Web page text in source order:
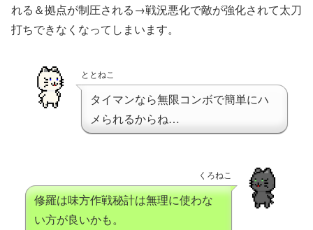
れる＆拠点が制圧される→戦況悪化で敵が強化されて太刀
打ちできなくなってしまいます。
ととねこ
タイマンなら無限コンボで簡単にハ
メられるからね…
くろねこ
修羅は味方作戦秘計は無理に使わな
い方が良いかも。